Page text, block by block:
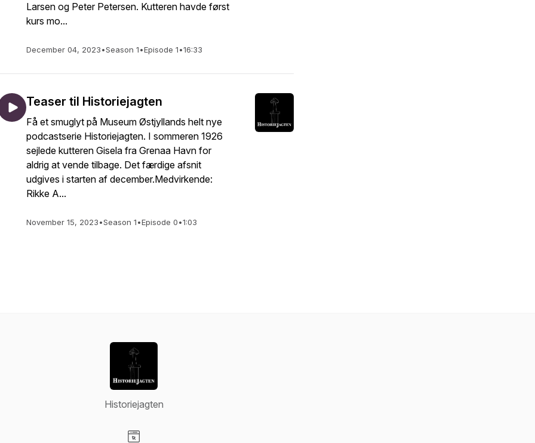
Larsen og Peter Petersen. Kutteren havde først
kurs mo...
December 04, 2023•Season 1•Episode 1•16:33
Teaser til Historiejagten
Få et smuglyt på Museum Østjyllands helt nye
podcastserie Historiejagten. I sommeren 1926
sejlede kutteren Gisela fra Grenaa Havn for
aldrig at vende tilbage. Det færdige afsnit
udgives i starten af december.Medvirkende:
Rikke A...
November 15, 2023•Season 1•Episode 0•1:03
Historiejagten